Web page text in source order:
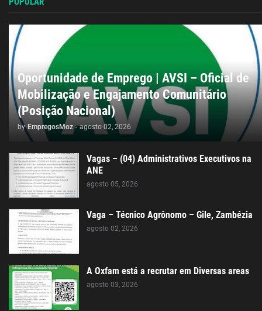
Oportunidade de Emprego | AVSI – Oficial de
Mobilização e Engajamento Comunitário
(Posição Nacional)
by EmpregosMoz - agosto 02, 2026
Vagas – (04) Administrativos Executivos na
ANE
agosto 05, 2026
Vaga – Técnico Agrônomo – Gile, Zambézia
agosto 02, 2026
A Oxfam está a recrutar em Diversas areas
agosto 03, 2026